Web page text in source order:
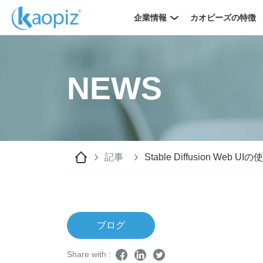
企業情報 カオピーズの特徴
NEWS
記事 Stable Diffusion Web UIの
ブログ
Share with :